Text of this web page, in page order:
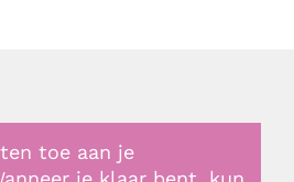
toe aan je